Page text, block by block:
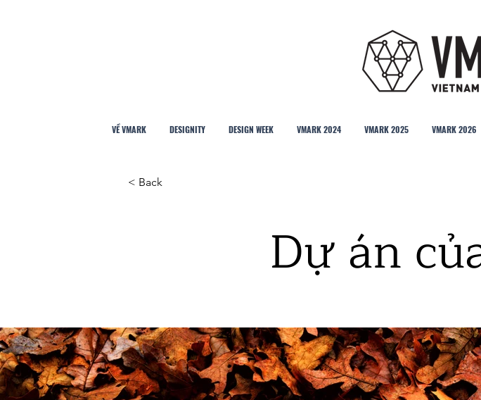
VỀ VMARK DESIGNITY DESIGN WEEK VMARK 2024 VMARK 2025 VMARK 2026
< Back
Dự án